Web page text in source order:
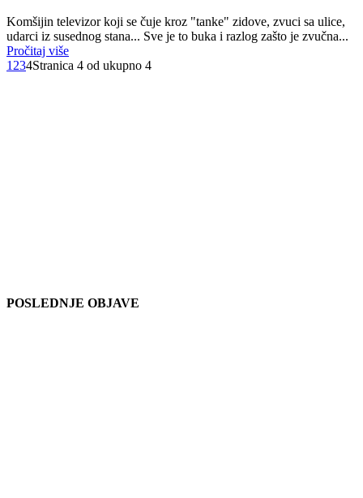
Komšijin televizor koji se čuje kroz "tanke" zidove, zvuci sa ulice,
udarci iz susednog stana... Sve je to buka i razlog zašto je zvučna...
Pročitaj više
1 234Stranica 4 od ukupno 4
POSLEDNJE OBJAVE